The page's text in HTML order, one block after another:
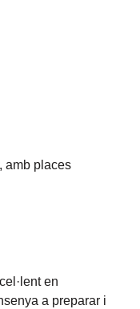
amb places
en
a preparar i